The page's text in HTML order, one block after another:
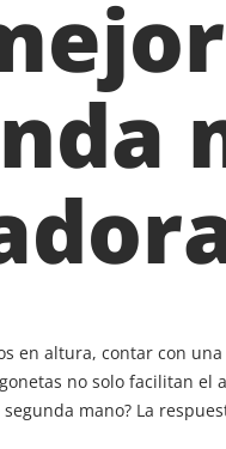
en altura, contar con
no solo facilitan el
mano? La